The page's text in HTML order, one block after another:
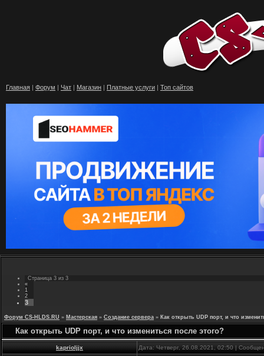
Главная | Форум | Чат | Магазин | Платные услуги | Топ сайтов
Страница 3 из 3
«
1
2
3
Форум CS-HLDS.RU » Мастерская » Создание сервера » Как открыть UDP порт, и что
Как открыть UDP порт, и что измениться после этого?
kaprioljjx Дата: Четверг, 26.08.2021, 02:50 |